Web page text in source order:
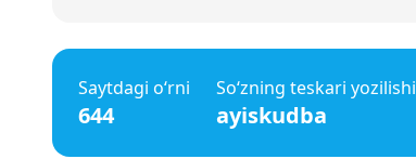
Saytdagi o‘rni
644
So‘zning teskari yozilishi
ayiskudba